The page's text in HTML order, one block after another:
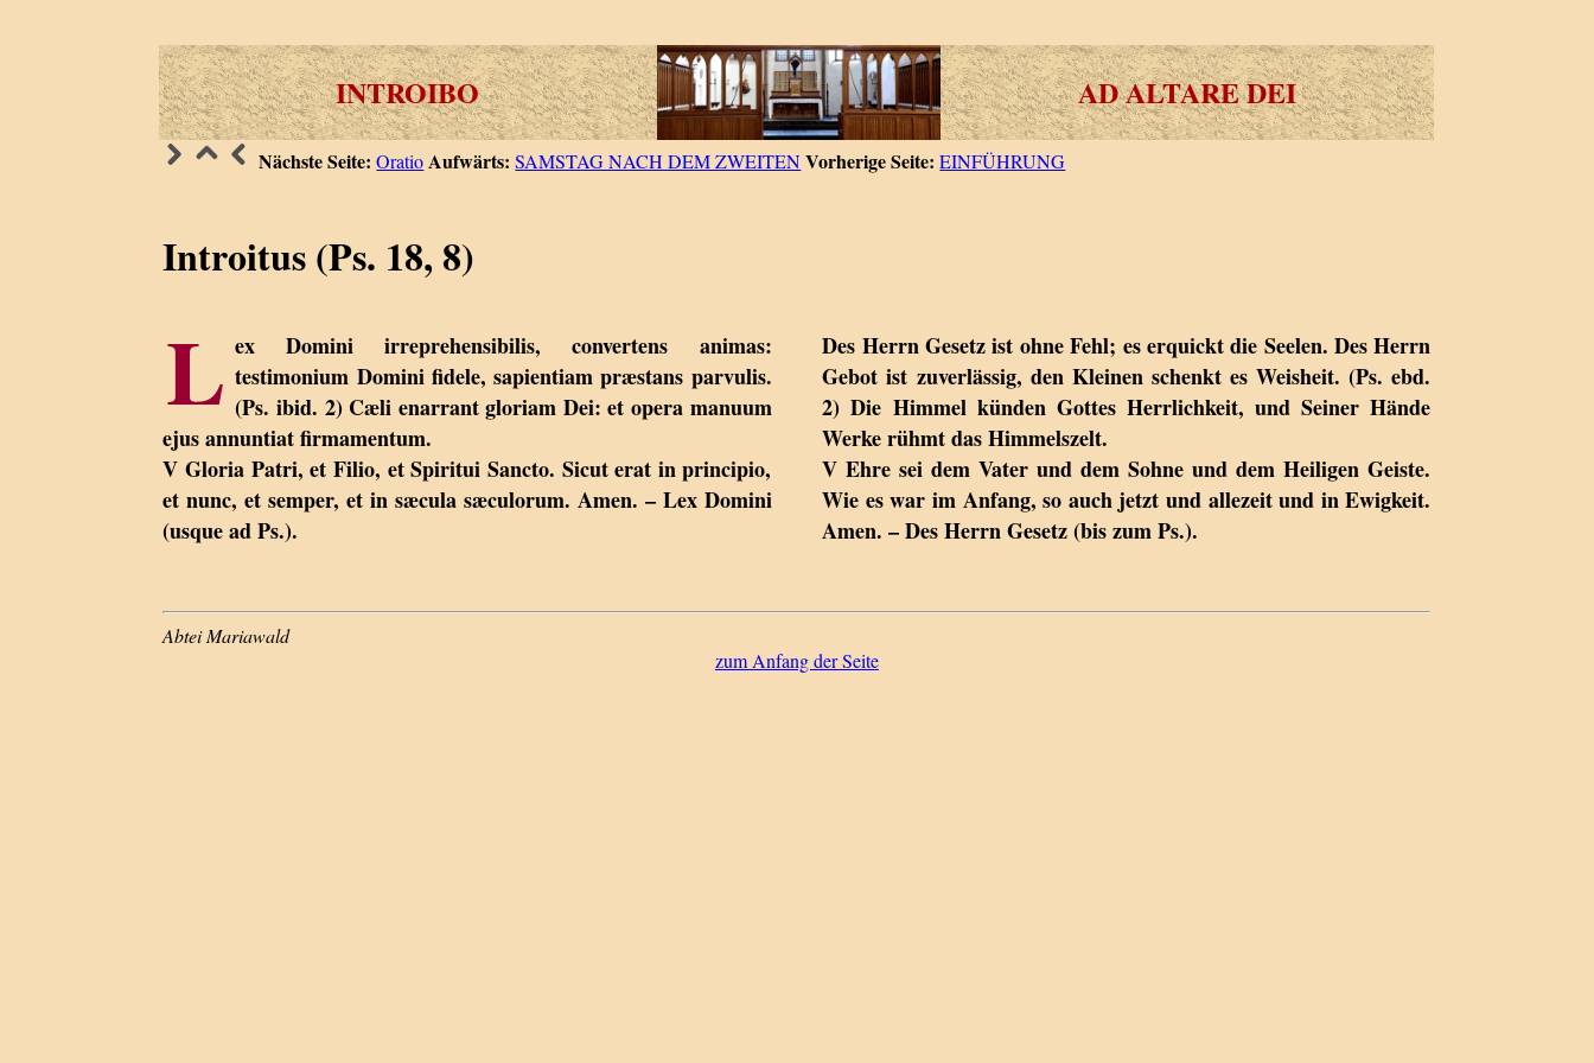
INTROIBO AD ALTARE DEI
Nächste Seite: Oratio Aufwärts: SAMSTAG NACH DEM ZWEITEN Vorherige Seite: EINFÜHRUNG
Introitus (Ps. 18, 8)
L ex Domini irreprehensibilis, convertens animas:
testimonium Domini fidele, sapientiam præstans parvulis.
(Ps. ibid. 2) Cæli enarrant gloriam Dei: et opera manuum
ejus annuntiat firmamentum.
V Gloria Patri, et Filio, et Spiritui Sancto. Sicut erat in principio,
et nunc, et semper, et in sæcula sæculorum. Amen. – Lex Domini
(usque ad Ps.).
Des Herrn Gesetz ist ohne Fehl; es erquickt die Seelen. Des Herrn
Gebot ist zuverlässig, den Kleinen schenkt es Weisheit. (Ps. ebd.
2) Die Himmel künden Gottes Herrlichkeit, und Seiner Hände
Werke rühmt das Himmelszelt.
V Ehre sei dem Vater und dem Sohne und dem Heiligen Geiste.
Wie es war im Anfang, so auch jetzt und allezeit und in Ewigkeit.
Amen. – Des Herrn Gesetz (bis zum Ps.).
Abtei Mariawald
zum Anfang der Seite